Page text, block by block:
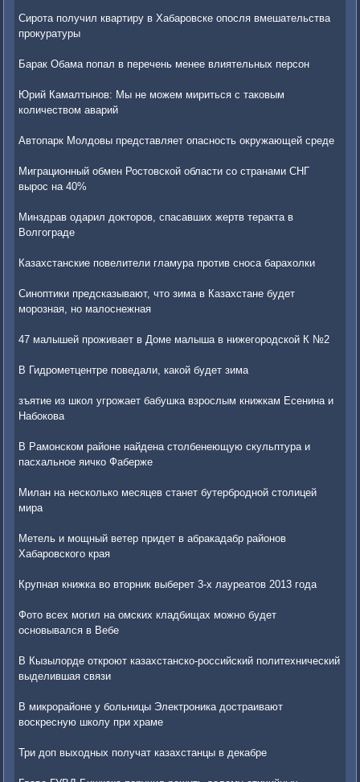
Сирота получил квартиру в Хабаровске опосля вмешательства
прокуратуры
Барак Обама попал в перечень менее влиятельных персон
Юрий Камалтынов: Мы не можем мириться с таковым
количеством аварий
Автопарк Молдовы представляет опасность окружающей среде
Миграционный обмен Ростовской области со странами СНГ
вырос на 40%
Минздрав одарил докторов, спасавших жертв теракта в
Волгограде
Казахстанские повелители гламура против сноса барахолки
Синоптики предсказывают, что зима в Казахстане будет
морозная, но малоснежная
47 малышей проживает в Доме малыша в нижегородской К №2
В Гидрометцентре поведали, какой будет зима
зъятие из школ угрожает бабушка взрослым книжкам Есенина и
Набокова
В Рамонском районе найдена столбенеющую скульптура и
пасхальное яичко Фаберже
Милан на несколько месяцев станет бутербродной столицей
мира
Метель и мощный ветер придет в абракадабр районов
Хабаровского края
Крупная книжка во вторник выберет 3-х лауреатов 2013 года
Фото всех могил на омских кладбищах можно будет
основывался в Вебе
В Кызылорде откроют казахстанско-российский политехнический
выделившая связи
В микрорайоне у больницы Электроника достраивают
воскресную школу при храме
Три доп выходных получат казахстанцы в декабре